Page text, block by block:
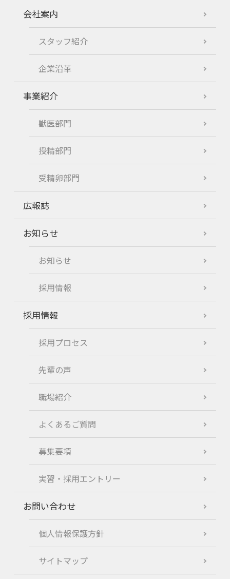
会社案内
スタッフ紹介
企業沿革
事業紹介
獣医部門
授精部門
受精卵部門
広報誌
お知らせ
お知らせ
採用情報
採用情報
採用プロセス
先輩の声
職場紹介
よくあるご質問
募集要項
実習・採用エントリー
お問い合わせ
個人情報保護方針
サイトマップ